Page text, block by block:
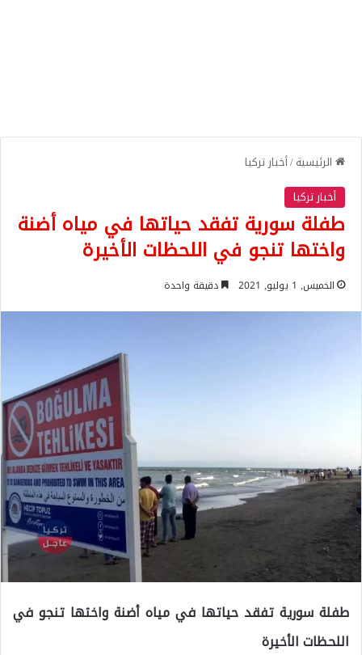
الرئيسية/أخبار تركيا
أخبار تركيا
طفلة سورية تفقد حياتها في مياه أضنة
واختها تنجو في اللحظات الأخيرة
الخميس, 1 يوليو, 2021 دقيقة واحدة
طفلة سورية تفقد حياتها في مياه أضنة واختها تنجو في
اللحظات الأخيرة